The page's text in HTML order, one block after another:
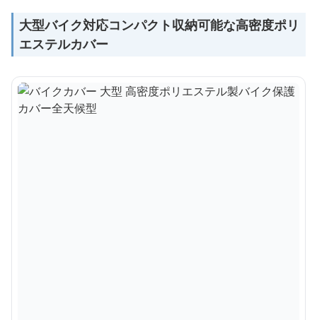
大型バイク対応コンパクト収納可能な高密度ポリ
エステルカバー